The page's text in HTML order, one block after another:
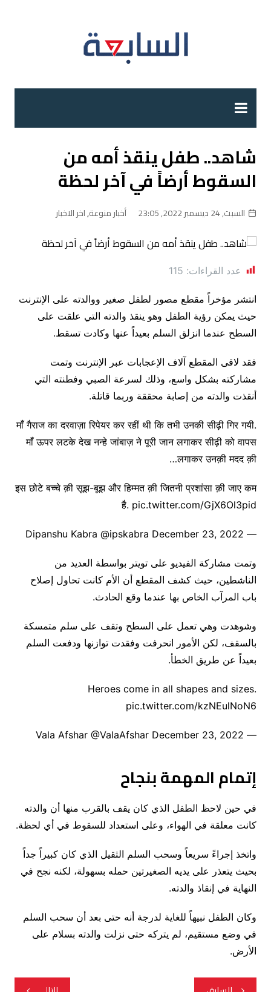
شاهد.. طفل ينقذ أمه من
السقوط أرضاً في آخر لحظة
السبت, 24 ديسمبر 2022, 23:05 أخبار منوعة,اخر الاخبار
عدد القراءات: 115
انتشر مؤخراً مقطع مصور لطفل صغير ووالدته على الإنترنت
حيث يمكن رؤية الطفل وهو ينقذ والدته التي علقت على
السطح عندما انزلق السلم بعيداً عنها وكادت تسقط.
فقد لاقى المقطع آلاف الإعجابات عبر الإنترنت وتمت
مشاركته بشكل واسع، وذلك لسرعة الصبي وفطنته التي
أنقذت والدته من إصابة محققة وربما قاتلة.
माँ गैराज का दरवाज़ा रिपेयर कर रहीं थी कि तभी उनकी सीढ़ी गिर गयी.
माँ ऊपर लटके देख नन्हे जांबाज़ ने पूरी जान लगाकर सीढ़ी को वापस
लगाकर उनक़ी मदद क़ी…
इस छोटे बच्चे क़ी सूझ-बूझ और हिम्मत क़ी जितनी प्रशांसा क़ी जाए कम
है. pic.twitter.com/GjX6Ol3pid
— Dipanshu Kabra @ipskabra December 23, 2022
وتمت مشاركة الفيديو على تويتر بواسطة العديد من
الناشطين، حيث كشف المقطع أن الأم كانت تحاول إصلاح
باب المرآب الخاص بها عندما وقع الحادث.
وشوهدت وهي تعمل على السطح وتقف على سلم متمسكة
بالسقف، لكن الأمور انحرفت وفقدت توازنها ودفعت السلم
بعيداً عن طريق الخطأ.
Heroes come in all shapes and sizes.
pic.twitter.com/kzNEulNoN6
— Vala Afshar @ValaAfshar December 23, 2022
إتمام المهمة بنجاح
في حين لاحظ الطفل الذي كان يقف بالقرب منها أن والدته
كانت معلقة في الهواء، وعلى استعداد للسقوط في أي لحظة.
واتخذ إجراءً سريعاً وسحب السلم الثقيل الذي كان كبيراً جداً
بحيث يتعذر على يديه الصغيرتين حمله بسهولة، لكنه نجح في
النهاية في إنقاذ والدته.
وكان الطفل نبيهاً للغاية لدرجة أنه حتى بعد أن سحب السلم
في وضع مستقيم، لم يتركه حتى نزلت والدته بسلام على
الأرض.